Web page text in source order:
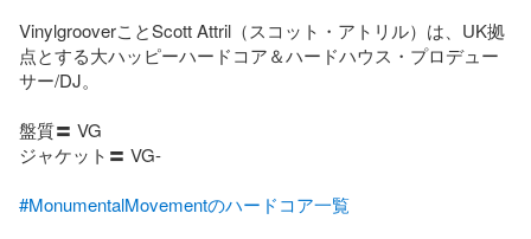
VinylgrooverことScott Attril（スコット・アトリル）は、UK拠
点とする大ハッピーハードコア＆ハードハウス・プロデュー
サー/DJ。
盤質〓 VG
ジャケット〓 VG-
#MonumentalMovementのハードコア一覧